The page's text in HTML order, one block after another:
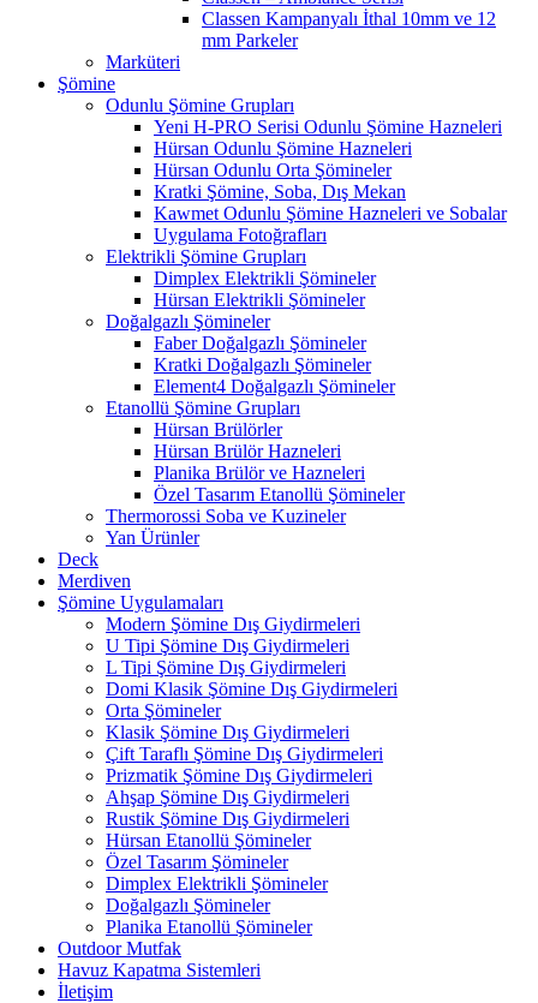
Classen Kampanyalı İthal 10mm ve 12
mm Parkeler
Marküteri
Şömine
Odunlu Şömine Grupları
Yeni H-PRO Serisi Odunlu Şömine Hazneleri
Hürsan Odunlu Şömine Hazneleri
Hürsan Odunlu Orta Şömineler
Kratki Şömine, Soba, Dış Mekan
Kawmet Odunlu Şömine Hazneleri ve Sobalar
Uygulama Fotoğrafları
Elektrikli Şömine Grupları
Dimplex Elektrikli Şömineler
Hürsan Elektrikli Şömineler
Doğalgazlı Şömineler
Faber Doğalgazlı Şömineler
Kratki Doğalgazlı Şömineler
Element4 Doğalgazlı Şömineler
Etanollü Şömine Grupları
Hürsan Brülörler
Hürsan Brülör Hazneleri
Planika Brülör ve Hazneleri
Özel Tasarım Etanollü Şömineler
Thermorossi Soba ve Kuzineler
Yan Ürünler
Deck
Merdiven
Şömine Uygulamaları
Modern Şömine Dış Giydirmeleri
U Tipi Şömine Dış Giydirmeleri
L Tipi Şömine Dış Giydirmeleri
Domi Klasik Şömine Dış Giydirmeleri
Orta Şömineler
Klasik Şömine Dış Giydirmeleri
Çift Taraflı Şömine Dış Giydirmeleri
Prizmatik Şömine Dış Giydirmeleri
Ahşap Şömine Dış Giydirmeleri
Rustik Şömine Dış Giydirmeleri
Hürsan Etanollü Şömineler
Özel Tasarım Şömineler
Dimplex Elektrikli Şömineler
Doğalgazlı Şömineler
Planika Etanollü Şömineler
Outdoor Mutfak
Havuz Kapatma Sistemleri
İletişim